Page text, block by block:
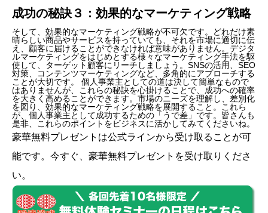
成功の秘訣３：効果的なマーケティング戦略
そして、効果的なマーケティング戦略が不可欠です。どれだけ素
晴らしい商品やサービスを持っていても、それを市場に適切に伝
え、顧客に届けることができなければ意味がありません。デジタ
ルマーケティングをはじめとする様々なマーケティング手法を駆
使して、ターゲット顧客にリーチしましょう。SNSの活用、SEO
対策、コンテンツマーケティングなど、多角的にアプローチする
ことが大切です。 個人事業主としての道は決して簡単なもので
はありませんが、これらの秘訣を心掛けることで、成功への確率
を大きく高めることができます。市場のニーズを理解し、差別化
を図り、効果的なマーケティング戦略を展開すること。これら
が、個人事業主として成功するための「うで差」です。皆さんも
是非、これらのポイントをビジネスに活かしてみてくださいね。
豪華無料プレゼントは公式ラインから受け取ることが可
能です。今すぐ、豪華無料プレゼントを受け取りくださ
い。